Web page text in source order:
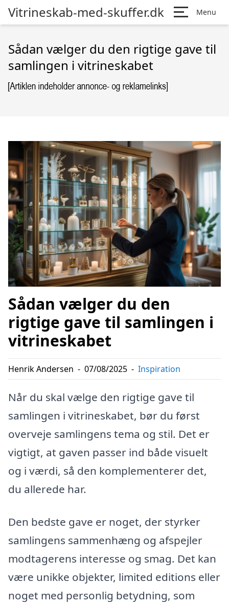
Vitrineskab-med-skuffer.dk Menu
Sådan vælger du den rigtige gave til
samlingen i vitrineskabet
Sådan vælger du den
rigtige gave til samlingen i
vitrineskabet
Henrik Andersen - 07/08/2025 - Inspiration
Når du skal vælge den rigtige gave til
samlingen i vitrineskabet, bør du først
overveje samlingens tema og stil. Det er
vigtigt, at gaven passer ind både visuelt
og i værdi, så den komplementerer det,
du allerede har.
Den bedste gave er noget, der styrker
samlingens sammenhæng og afspejler
modtagerens interesse og smag. Det kan
være unikke objekter, limited editions eller
noget med personlig betydning, som